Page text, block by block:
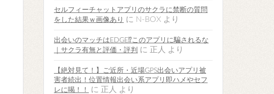
セルフィーチャットアプリのサクラに禁断の質問
をした結果ｗ画像あり に N-BOX より
出会いのマッチはEDGE⁉︎このアプリに騙されるな
｜サクラ有無と評価・評判 に 正人 より
【絶対見て！】ご近所・近場GPS出会いアプリ被
害者続出！位置情報出会い系アプリ即ハメやセフ
レに喝！！
に 正人 より